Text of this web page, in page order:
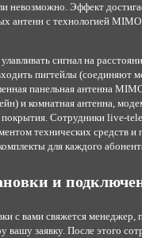
невозможно. Эффект
антенн с технологией
сигнал на
пигтейлы (соединяют
панельная антенна
и комнатная антенна,
Сотрудники live-
технических средств и
для каждого
и
с вами свяжется менеджер,
вашу заявку. После этого